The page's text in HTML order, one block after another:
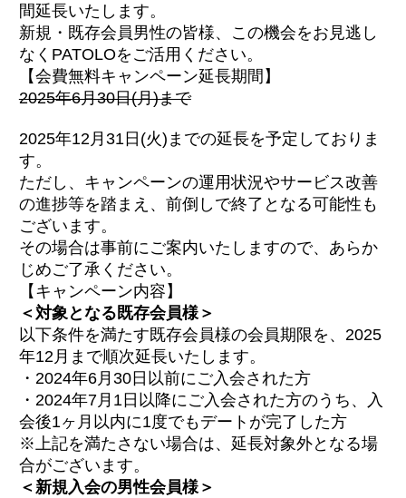
間延長いたします。
新規・既存会員男性の皆様、この機会をお見逃し
なくPATOLOをご活用ください。
【会費無料キャンペーン延長期間】
2025年6月30日(月)まで
2025年12月31日(火)までの延長を予定しておりま
す。
ただし、キャンペーンの運用状況やサービス改善
の進捗等を踏まえ、前倒しで終了となる可能性も
ございます。
その場合は事前にご案内いたしますので、あらか
じめご了承ください。
【キャンペーン内容】
＜対象となる既存会員様＞
以下条件を満たす既存会員様の会員期限を、2025
年12月まで順次延長いたします。
・2024年6月30日以前にご入会された方
・2024年7月1日以降にご入会された方のうち、入
会後1ヶ月以内に1度でもデートが完了した方
※上記を満たさない場合は、延長対象外となる場
合がございます。
＜新規入会の男性会員様＞